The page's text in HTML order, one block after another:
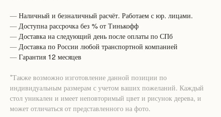
— Наличный и безналичный расчёт. Работаем с юр. лицами.
— Доступна рассрочка без % от Тинькофф
— Доставка на следующий день после оплаты по СПб
— Доставка по России любой транспортной компанией
— Гарантия 12 месяцев
*Также возможно изготовление данной позиции по
индивидуальным размерам с учетом ваших пожеланий. Каждый
стол уникален и имеет неповторимый цвет и рисунок дерева, и
может отличаться от представленного на фото.